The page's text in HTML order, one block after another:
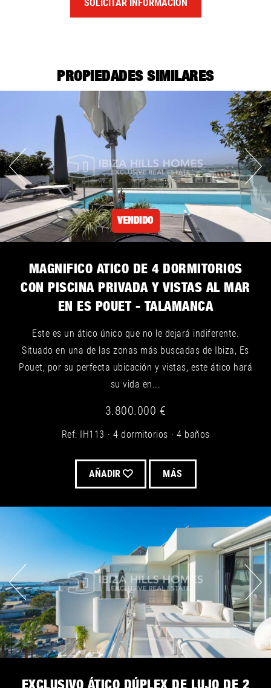
SOLICITAR INFORMACIÓN
PROPIEDADES SIMILARES
VENDIDO
MAGNIFICO ATICO DE 4 DORMITORIOS
CON PISCINA PRIVADA Y VISTAS AL MAR
EN ES POUET - TALAMANCA
Este es un ático único que no le dejará indiferente.
Situado en una de las zonas más buscadas de Ibiza, Es
Pouet, por su perfecta ubicación y vistas, este ático hará
su vida en...
3.800.000 €
Ref: IH113 4 dormitorios 4 baños
AÑADIR MÁS
EXCLUSIVO ÁTICO DÚPLEX DE LUJO DE 2